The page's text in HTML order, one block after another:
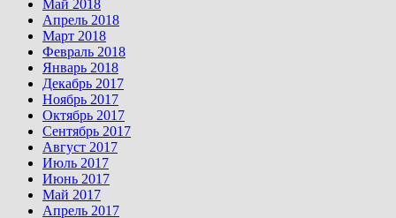
Май 2018
Апрель 2018
Март 2018
Февраль 2018
Январь 2018
Декабрь 2017
Ноябрь 2017
Октябрь 2017
Сентябрь 2017
Август 2017
Июль 2017
Июнь 2017
Май 2017
Апрель 2017